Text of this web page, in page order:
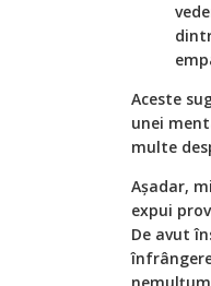
Aceste
unei
multe
Așadar,
expui
De avut